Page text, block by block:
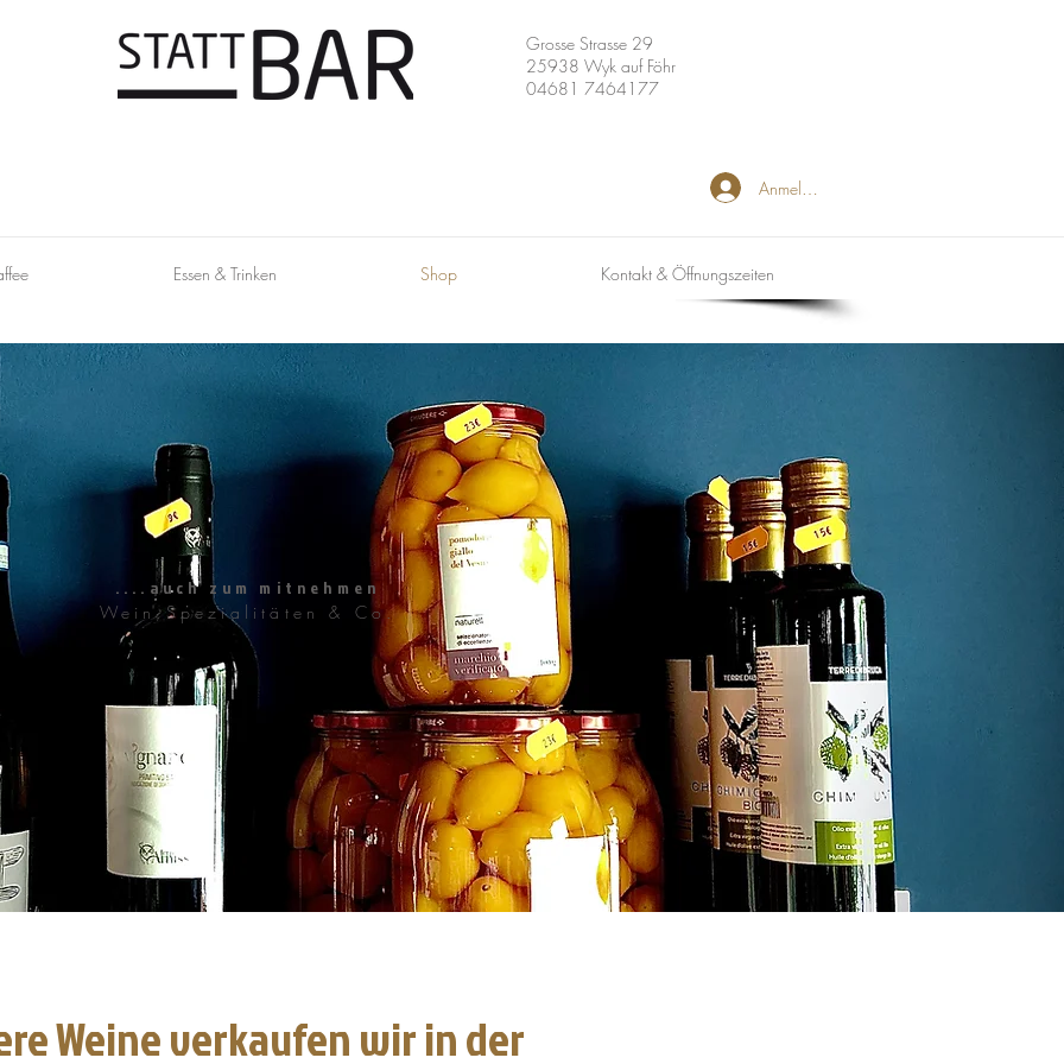
Grosse Strasse 29
25938 Wyk auf Föhr
04681 7464177
Anmelden
Essen & Trinken Shop Kontakt & Öffnungszeiten
....auch zum mitnehmen
Wein,Spezialitäten & Co.
Weine verkaufen wir in der